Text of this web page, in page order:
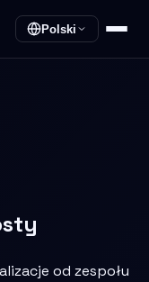
Polski
od zespołu